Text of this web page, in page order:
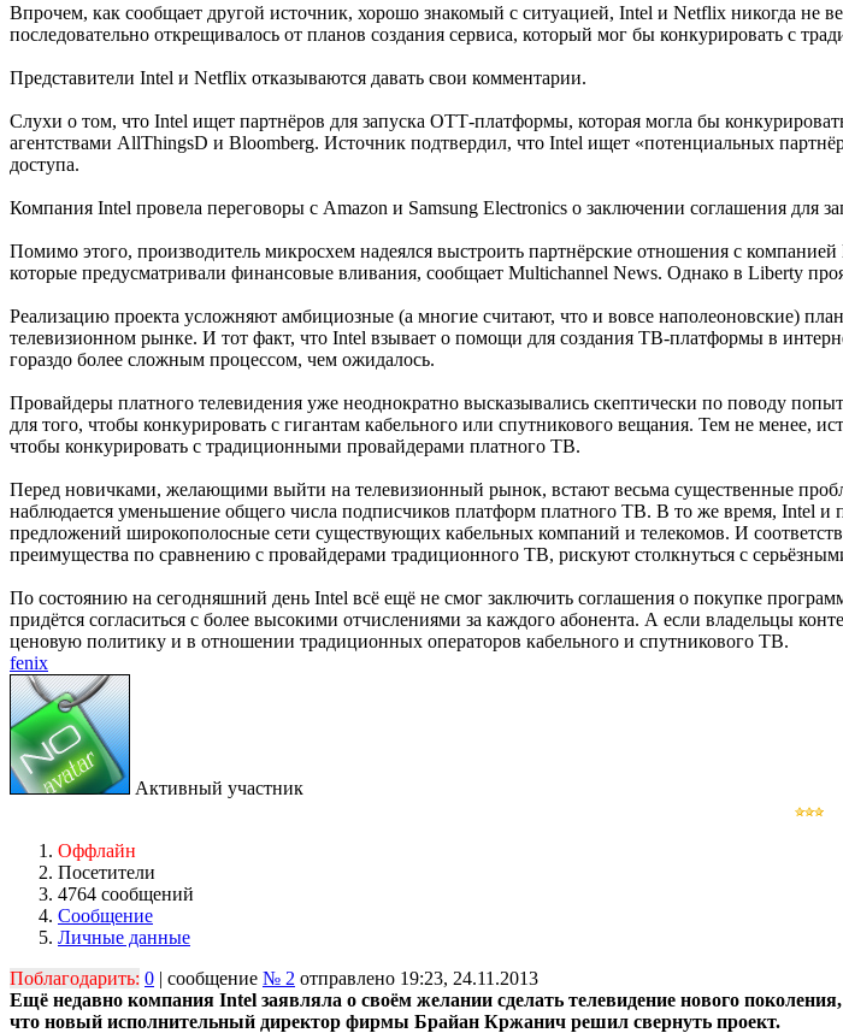
Впрочем, как сообщает другой источник, хорошо знакомый с ситуацией, Intel и Netflix никогда не
последовательно открещивалось от планов создания сервиса, который мог бы конкурировать с
Представители Intel и Netflix отказываются давать свои комментарии.
Слухи о том, что Intel ищет партнёров для запуска ОТТ-платформы, которая могла бы
агентствами AllThingsD и Bloomberg. Источник подтвердил, что Intel ищет «потенциальных
доступа.
Компания Intel провела переговоры с Amazon и Samsung Electronics о заключении соглашения для
Помимо этого, производитель микросхем надеялся выстроить партнёрские отношения с
которые предусматривали финансовые вливания, сообщает Multichannel News. Однако в Liberty
Реализацию проекта усложняют амбициозные (а многие считают, что и вовсе наполеоновские)
телевизионном рынке. И тот факт, что Intel взывает о помощи для создания ТВ-платформы в
гораздо более сложным процессом, чем ожидалось.
Провайдеры платного телевидения уже неоднократно высказывались скептически по поводу
для того, чтобы конкурировать с гигантам кабельного или спутникового вещания. Тем не менее,
чтобы конкурировать с традиционными провайдерами платного ТВ.
Перед новичками, желающими выйти на телевизионный рынок, встают весьма существенные
наблюдается уменьшение общего числа подписчиков платформ платного ТВ. В то же время, Intel
предложений широкополосные сети существующих кабельных компаний и телекомов. И
преимущества по сравнению с провайдерами традиционного ТВ, рискуют столкнуться с
По состоянию на сегодняшний день Intel всё ещё не смог заключить соглашения о покупке
придётся согласиться с более высокими отчислениями за каждого абонента. А если владельцы
ценовую политику и в отношении традиционных операторов кабельного и спутникового ТВ.
fenix
Активный участник
Оффлайн
Посетители
4764 сообщений
Сообщение
Личные данные
Поблагодарить: 0 | сообщение № 2 отправлено 19:23, 24.11.2013
Ещё недавно компания Intel заявляла о своём желании сделать телевидение нового
что новый исполнительный директор фирмы Брайан Кржанич решил свернуть проект.